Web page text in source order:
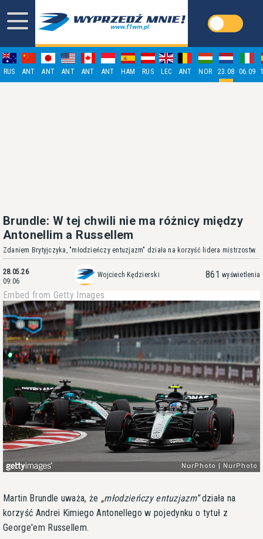
RUS ANT ANT ANT ANT ANT HAM RUS LEC ANT NOR 23.08 06.09
Brundle: W tej chwili nie ma różnicy między
Antonellim a Russellem
Zdaniem Brytyjczyka, "młodzieńczy entuzjazm" działa na korzyść lidera mistrzostw.
28.05.26
09:06
Wojciech Kędzierski 861 wyświetlenia
Embed from Getty Images
Martin Brundle uważa, że młodzieńczy entuzjazm działa na
korzyść Andrei Kimiego Antonellego w pojedynku o tytuł z
George'em Russellem.